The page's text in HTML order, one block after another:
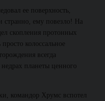
ее поверхность,
странно, ему повезло! На
скопления протонных
колоссальное
всегда
планеты ценного
командор Хрумс вспотел